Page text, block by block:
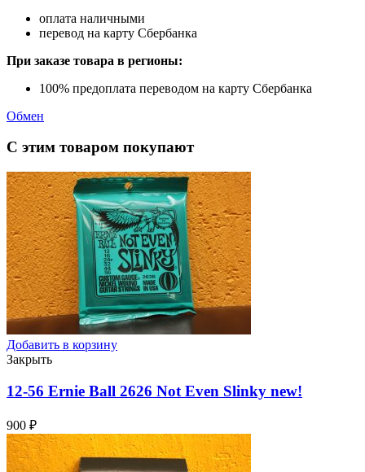
оплата наличными
перевод на карту Сбербанка
При заказе товара в регионы:
100% предоплата переводом на карту Сбербанка
Обмен
С этим товаром покупают
Добавить в корзину
Закрыть
12-56 Ernie Ball 2626 Not Even Slinky new!
900 ₽